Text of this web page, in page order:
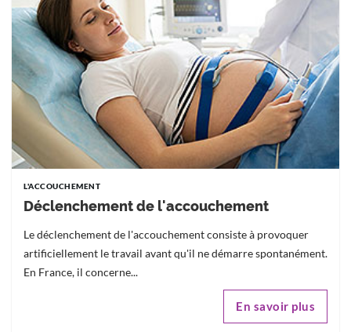
L'ACCOUCHEMENT
Déclenchement de l'accouchement
Le déclenchement de l'accouchement consiste à provoquer
artificiellement le travail avant qu'il ne démarre spontanément.
En France, il concerne...
En savoir plus